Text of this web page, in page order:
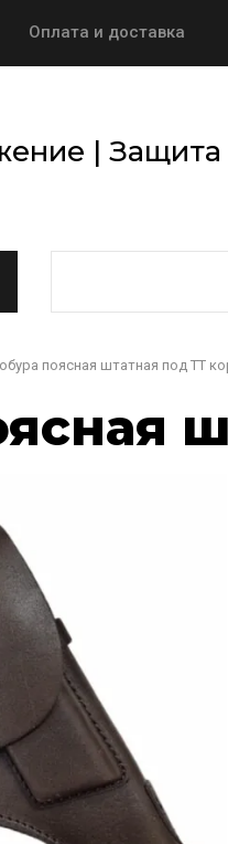
Оплата и доставка
| Защита
поясная штатная под ТТ